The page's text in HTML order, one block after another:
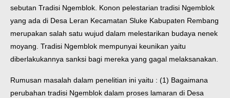
sebutan Tradisi Ngemblok. Konon pelestarian tradisi Ngemblok
yang ada di Desa Leran Kecamatan Sluke Kabupaten Rembang
merupakan salah satu wujud dalam melestarikan budaya nenek
moyang. Tradisi Ngemblok mempunyai keunikan yaitu
diberlakukannya sanksi bagi mereka yang gagal melaksanakan.
Rumusan masalah dalam penelitian ini yaitu : (1) Bagaimana
perubahan tradisi Ngemblok dalam proses lamaran di Desa